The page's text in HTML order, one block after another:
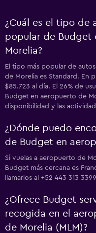
¿Cuál es el tipo de
popular de Budget
Morelia?
El tipo más popular de
de Morelia es Standard. En
$85.723 al día. El 26% de
Budget en aeropuerto de
disponibilidad y las
¿Dónde puedo
de Budget en
Si vuelas a aeropuerto de
Budget más cercana es
llamarlos al +52 443 313
¿Ofrece Budget
recogida en el
de Morelia (MLM)?